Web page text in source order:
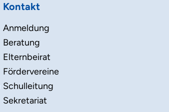
Kontakt
Anmeldung
Beratung
Elternbeirat
Fördervereine
Schulleitung
Sekretariat